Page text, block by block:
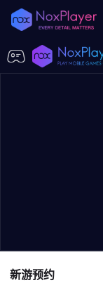
新游预约